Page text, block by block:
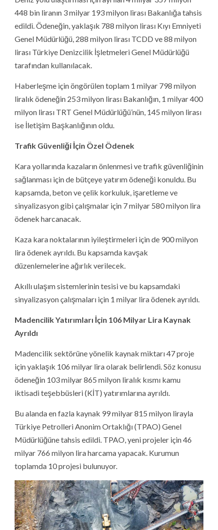
448 bin liranın 3 milyar 193 milyon lirası Bakanlığa tahsis
edildi. Ödeneğin, yaklaşık 788 milyon lirası Kıyı Emniyeti
Genel Müdürlüğü, 288 milyon lirası TCDD ve 88 milyon
lirası Türkiye Denizcilik İşletmeleri Genel Müdürlüğü
tarafından kullanılacak.
Haberleşme için öngörülen toplam 1 milyar 798 milyon
liralık ödeneğin 253 milyon lirası Bakanlığın, 1 milyar 400
milyon lirası TRT Genel Müdürlüğü’nün, 145 milyon lirası
ise İletişim Başkanlığının oldu.
Trafik Güvenliği İçin Özel Ödenek
Kara yollarında kazaların önlenmesi ve trafik güvenliğinin
sağlanması için de bütçeye yatırım ödeneği konuldu. Bu
kapsamda, beton ve çelik korkuluk, işaretleme ve
sinyalizasyon gibi çalışmalar için 7 milyar 580 milyon lira
ödenek harcanacak.
Kaza kara noktalarının iyileştirmeleri için de 900 milyon
lira ödenek ayrıldı. Bu kapsamda kavşak
düzenlemelerine ağırlık verilecek.
Akıllı ulaşım sistemlerinin tesisi ve bu kapsamdaki
sinyalizasyon çalışmaları için 1 milyar lira ödenek ayrıldı.
Madencilik Yatırımları İçin 106 Milyar Lira Kaynak
Ayrıldı
Madencilik sektörüne yönelik kaynak miktarı 47 proje
için yaklaşık 106 milyar lira olarak belirlendi. Söz konusu
ödeneğin 103 milyar 865 milyon liralık kısmı kamu
iktisadi teşebbüsleri (KİT) yatırımlarına ayrıldı.
Bu alanda en fazla kaynak 99 milyar 815 milyon lirayla
Türkiye Petrolleri Anonim Ortaklığı (TPAO) Genel
Müdürlüğüne tahsis edildi. TPAO, yeni projeler için 46
milyar 766 milyon lira harcama yapacak. Kurumun
toplamda 10 projesi bulunuyor.